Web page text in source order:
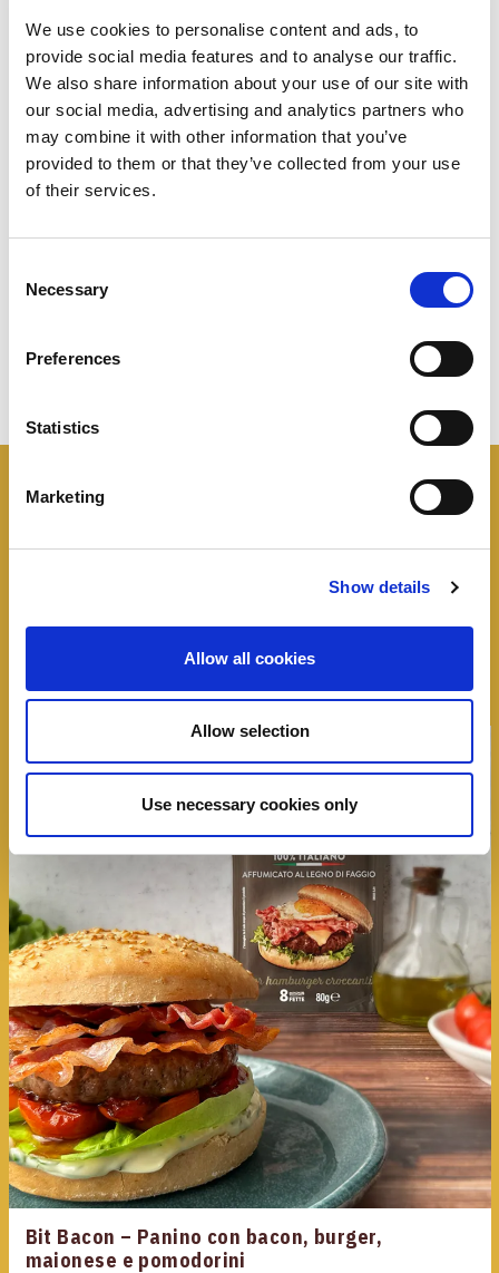
We use cookies to personalise content and ads, to
provide social media features and to analyse our traffic.
We also share information about your use of our site with
our social media, advertising and analytics partners who
may combine it with other information that you’ve
provided to them or that they’ve collected from your use
of their services.
Selection
Necessary
Preferences
Statistics
Marketing
Show details
Allow all cookies
Allow selection
Use necessary cookies only
strettamente ad un modo di cucinare molto
popolare. “La letteratura dotta lo snobba, mentre i
versi volgari lo amano. Non compare nei
testidell’Artusi, ma ne parlano il gastronomo
napoletano Ippolito Cavalcanti e Vincenzo Corradi
d’Europae Fabio Campoli lo impiega in tv.Il futuro
I panini Negroni
Tutte le idee, trucchi e segreti per rendere
speciale un panino
Bit Bacon – Panino con bacon, burger,
maionese e pomodorini